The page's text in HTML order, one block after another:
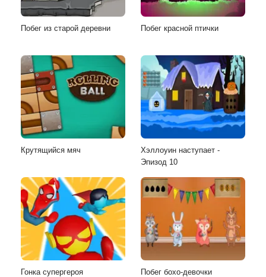
Побег из старой деревни Побег красной птички
Крутящийся мяч
Хэллоуин наступает -
Эпизод 10
Гонка супергероя Побег бохо-девочки